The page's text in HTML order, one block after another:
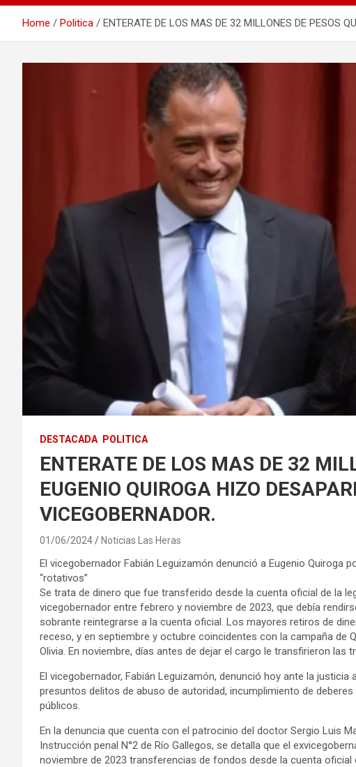
Home Politica ENTERATE DE LOS MAS DE 32 MILLONES DE PESOS
DESTACADA POLITICA
ENTERATE DE LOS MAS DE 32
EUGENIO QUIROGA HIZO
VICEGOBERNADOR.
01/06/2024 Noticias Las Heras
El vicegobernador Fabián Leguizamón denunció a Eugenio Quiroga
“rotativos”
Se trata de dinero que fue transferido desde la cuenta oficial de la
vicegobernador entre febrero y noviembre de 2023, que debía
sobrante reintegrarse a la cuenta oficial. Los mayores retiros de
receso, y en septiembre y octubre coincidentes con la campaña de
Olivia. En noviembre, días antes de dejar el cargo le transfirieron las
El vicegobernador, Fabián Leguizamón, denunció hoy ante la
presuntos delitos de abuso de autoridad, incumplimiento de
públicos.
En la denuncia que cuenta con el patrocinio del doctor Sergio Luis
Instrucción penal N°2 de Río Gallegos, se detalla que el
noviembre de 2023 transferencias de fondos desde la cuenta